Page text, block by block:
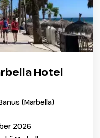
Hotel
(Marbella)
2026